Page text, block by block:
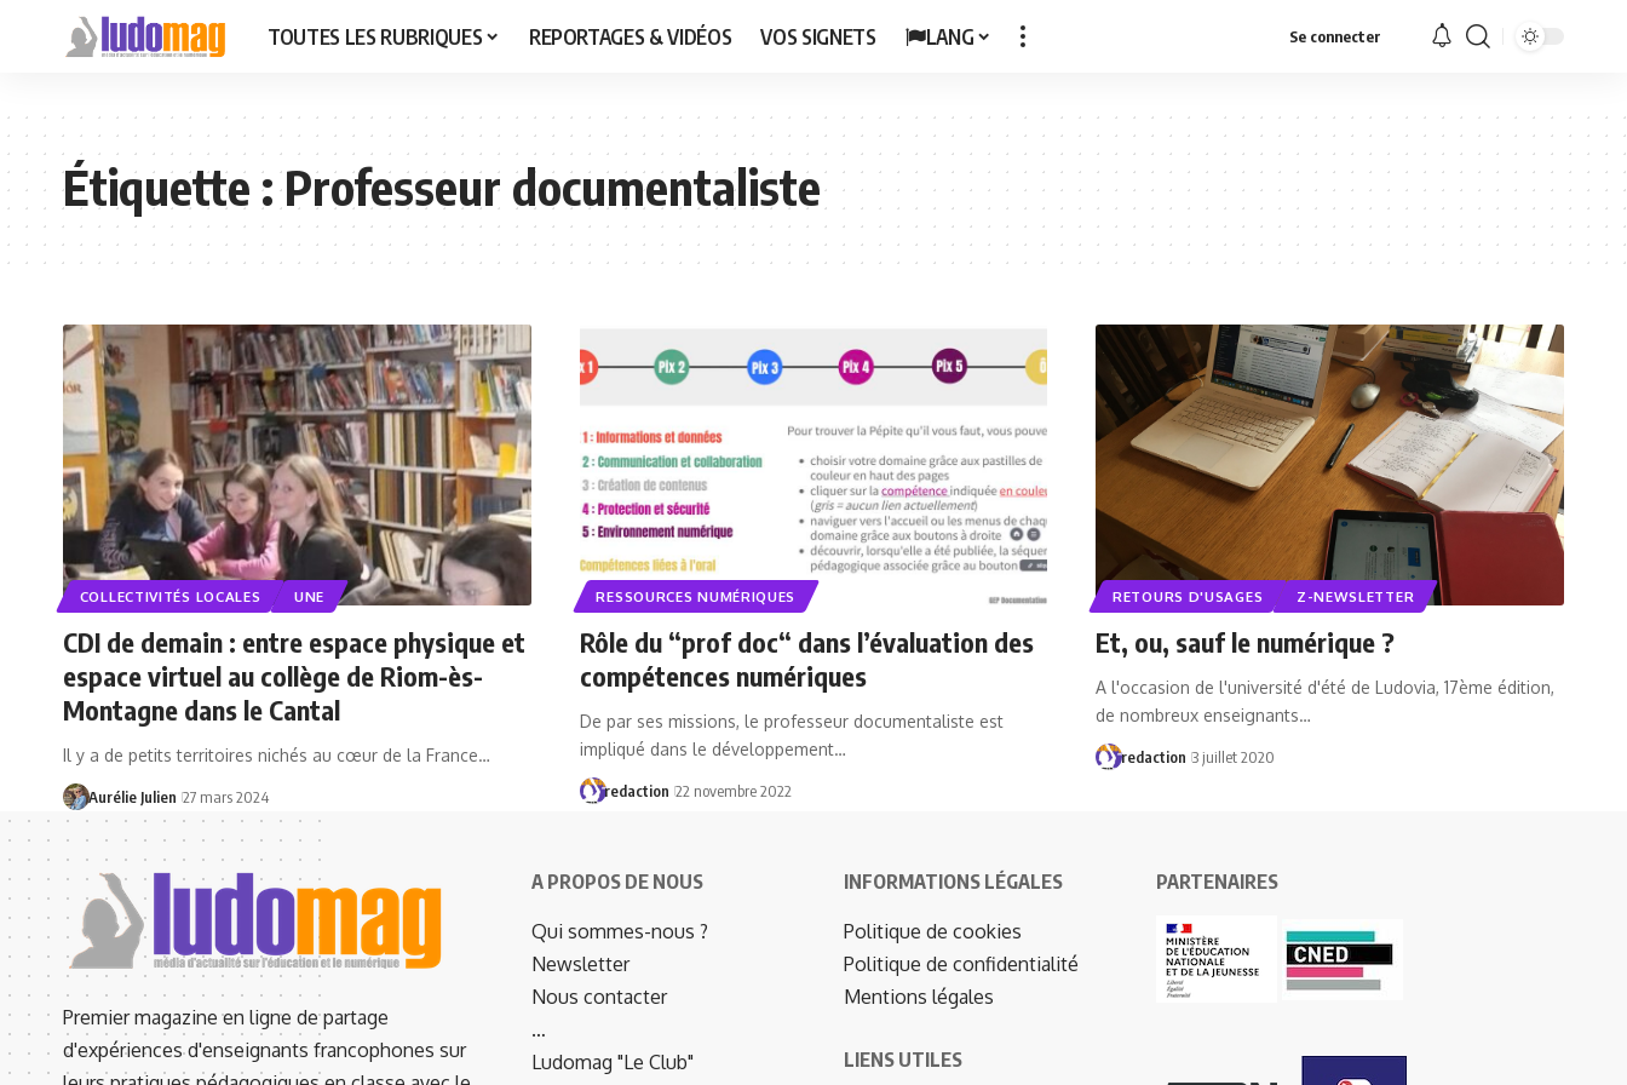
TOUTES LES RUBRIQUES REPORTAGES & VIDÉOS VOS SIGNETS LANG Se connecter
Étiquette :Professeur documentaliste
COLLECTIVITÉS LOCALES UNE
CDI de demain : entre espace physique et
espace virtuel au collège de Riom-ès-
Montagne dans le Cantal
Il y a de petits territoires nichés au cœur de la France…
Aurélie Julien 27 mars 2024
RESSOURCES NUMÉRIQUES
Rôle du “prof doc“ dans l’évaluation des
compétences numériques
De par ses missions, le professeur documentaliste est
impliqué dans le développement…
redaction 22 novembre 2022
RETOURS D'USAGES Z-NEWSLETTER
Et, ou, sauf le numérique ?
A l'occasion de l'université d'été de Ludovia, 17ème édition,
de nombreux enseignants…
redaction 3 juillet 2020
Premier magazine en ligne de partage
d'expériences d'enseignants francophones sur
A PROPOS DE NOUS
Qui sommes-nous ?
Newsletter
Nous contacter
…
Ludomag "Le Club"
INFORMATIONS LÉGALES
Politique de cookies
Politique de confidentialité
Mentions légales
LIENS UTILES
PARTENAIRES